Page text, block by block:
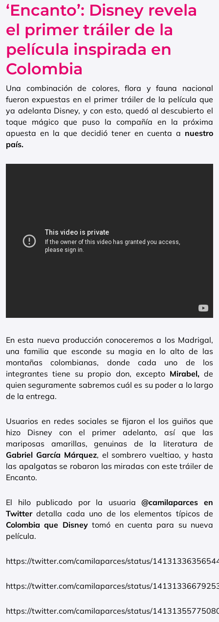
‘Encanto’: Disney revela
el primer tráiler de la
película inspirada en
Colombia
Una combinación de colores, flora y fauna nacional
fueron expuestas en el primer tráiler de la película que
ya adelanta Disney, y con esto, quedó al descubierto el
toque mágico que puso la compañía en la próxima
apuesta en la que decidió tener en cuenta a nuestro
país.
En esta nueva producción conoceremos a los Madrigal,
una familia que esconde su magia en lo alto de las
montañas colombianas, donde cada uno de los
integrantes tiene su propio don, excepto Mirabel,de
quien seguramente sabremos cuál es su poder a lo largo
de la entrega.
Usuarios en redes sociales se fijaron el los guiños que
hizo Disney con el primer adelanto, así que las
mariposas amarillas, genuinas de la literatura de
Gabriel García Márquez, el sombrero vueltiao, y hasta
las apalgatas se robaron las miradas con este tráiler de
Encanto.
El hilo publicado por la usuaria @camilaparces en
Twitterdetalla cada uno de los elementos típicos de
Colombia que Disneytomó en cuenta para su nueva
película.
https://twitter.com/camilaparces/status/
https://twitter.com/camilaparces/status/
https://twitter.com/camilaparces/status/